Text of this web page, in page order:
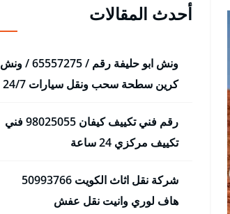
أحدث المقالات
ونش ابو حليفة رقم / 65557275 / ونش
كرين سطحة سحب ونقل سيارات 24/7
رقم فني تكييف كيفان 98025055 فني
تكييف مركزي 24 ساعة
شركة نقل اثاث الكويت 50993766
هاف لوري وانيت نقل عفش